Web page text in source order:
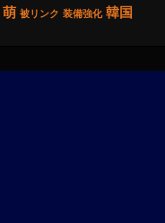
萌 被リンク 装備強化 韓国